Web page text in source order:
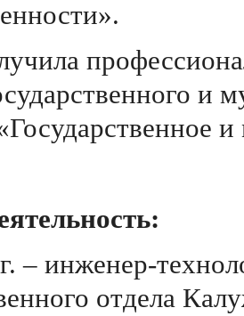
и
– инженер-
отдела